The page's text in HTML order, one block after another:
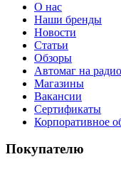
О нас
Наши бренды
Новости
Статьи
Обзоры
Автомаг на радио
Магазины
Вакансии
Сертификаты
Корпоративное
Покупателю